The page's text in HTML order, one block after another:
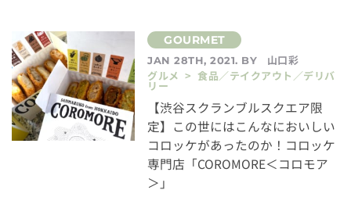
JAN 28TH, 2021. BY
山口彩
グルメ > 食品／テイクアウト／デリバ
リー
【渋谷スクランブルスクエア限
定】この世にはこんなにおいしい
コロッケがあったのか！コロッケ
専門店「COROMORE＜コロモア
＞」